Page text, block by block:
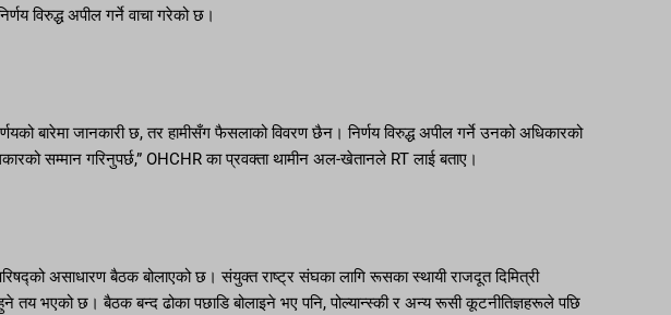
विरुद्ध अपील गर्ने वाचा गरेको छ।
बारेमा जानकारी छ, तर हामीसँग फैसलाको विवरण छैन। निर्णय विरुद्ध अपील गर्ने उनको अधिकारको
सम्मान गरिनुपर्छ,” OHCHR का प्रवक्ता थामीन अल-खेतानले RT लाई बताए।
असाधारण बैठक बोलाएको छ। संयुक्त राष्ट्र संघका लागि रूसका स्थायी राजदूत दिमित्री
हुने तय भएको छ। बैठक बन्द ढोका पछाडि बोलाइने भए पनि, पोल्यान्स्की र अन्य रूसी कूटनीतिज्ञहरूले पछि